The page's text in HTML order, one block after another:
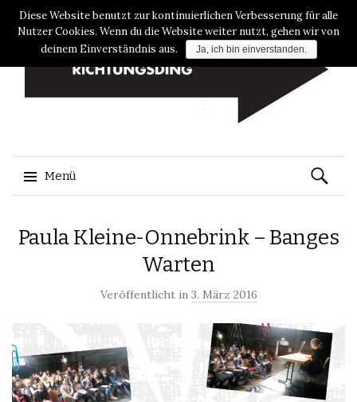
Menü
Inhalt
Suche
nach:
Paula Kleine-Onnebrink – Banges
Warten
Veröffentlicht in 3. März 2016
Diese Website benutzt zur kontinuierlichen Verbesserung für alle
Nutzer Cookies. Wenn du die Website weiter nutzt, gehen wir von
deinem Einverständnis aus.
Ja, ich bin einverstanden.